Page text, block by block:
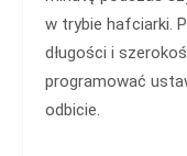
w trybie hafciarki.
długości i
programować
odbicie.